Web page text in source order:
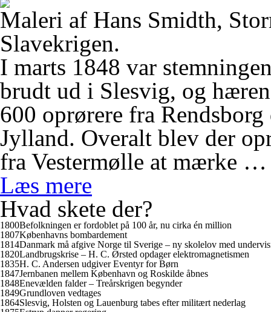
Maleri af Hans Smidth,
Slavekrigen.
I marts 1848 var
brudt ud i Slesvig, og
600 oprørere fra
Jylland. Overalt blev der
fra Vestermølle at mærke …
Læs mere
Hvad skete der?
1800Befolkningen er fordoblet på 100 år, nu cirka én million
1807Københavns bombardement
1814Danmark må afgive Norge til Sverige – ny skolelov med
1820Landbrugskrise – H. C. Ørsted opdager elektromagnetismen
1835H. C. Andersen udgiverEventyr for Børn
1847Jernbanen mellem København og Roskilde åbnes
1848Enevælden falder – Treårskrigen begynder
1849Grundloven vedtages
1864Slesvig, Holsten og Lauenburg tabes efter militært nederlag